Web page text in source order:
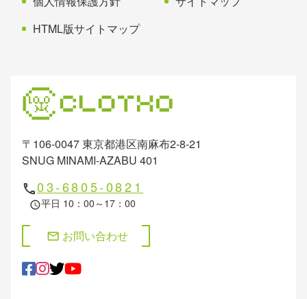
〒106-0047 東京都港区南麻布2-8-21
SNUG MINAMI-AZABU 401
phone03-6805-0821
schedule平日 10：00～17：00
mail お問い合わせ
HTML版サイトマップ